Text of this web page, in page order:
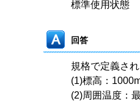
標準使用状態
回答
規格で定義さ
(1)標高：
(2)周囲温度：